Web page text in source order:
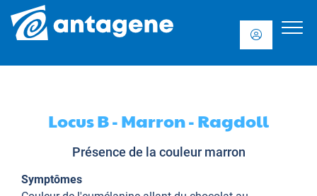
Locus B - Marron - Ragdoll
Présence de la couleur marron
Symptômes